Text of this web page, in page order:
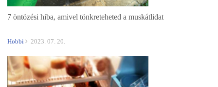
7 öntözési hiba, amivel tönkreteheted a muskátlidat
Hobbi 2023. 07. 20.